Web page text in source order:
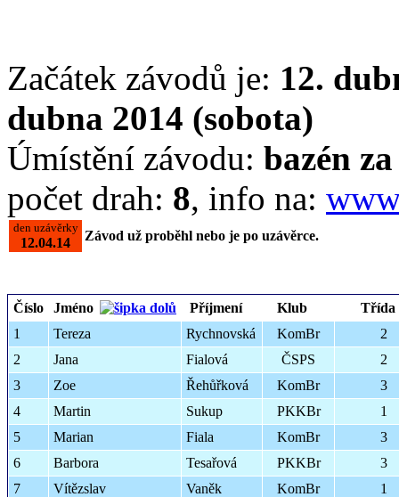
Začátek závodů je: 12.
dubna 2014 (sobota)
Úmístění závodu: bazén
počet drah: 8, info na:
den uzávěrky
12.04.14 Závod už proběhl nebo je po uzávěrce.
Číslo Jméno Příjmení Klub
Třída
1
Tereza Rychnovská KomBr
2
2
Jana Fialová ČSPS
2
3
Zoe Řehůřková KomBr
3
4
Martin Sukup PKKBr
1
5
Marian Fiala KomBr
3
6
Barbora Tesařová PKKBr
3
7
Vítězslav Vaněk KomBr
1